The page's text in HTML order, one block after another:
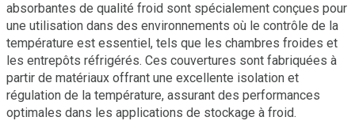
absorbantes de qualité froid sont spécialement conçues pour
une utilisation dans des environnements où le contrôle de la
température est essentiel, tels que les chambres froides et
les entrepôts réfrigérés. Ces couvertures sont fabriquées à
partir de matériaux offrant une excellente isolation et
régulation de la température, assurant des performances
optimales dans les applications de stockage à froid.